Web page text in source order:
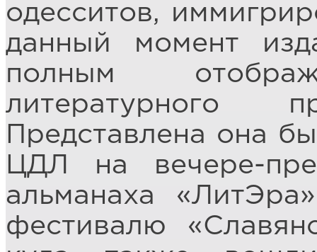
одесситов,
данный момент
полным
литературного
Представлена она
ЦДЛ на вечере-
альманаха
фестивалю